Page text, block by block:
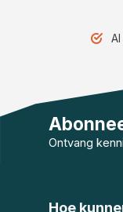
Ontvang
Hoe